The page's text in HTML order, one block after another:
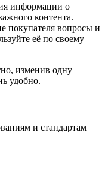
информации о
контента.
покупателя вопросы и
её по своему
изменив одну
удобно.
и стандартам